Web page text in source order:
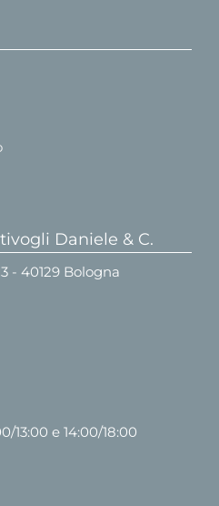
Daniele & C.
- 40129 Bologna
13:00 e 14:00/18:00